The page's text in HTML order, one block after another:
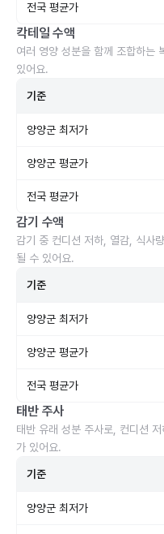
전국 평균가
칵테일 수액
여러 영양 성분을 함께 조합하는
있어요.
기준
양양군 최저가
양양군 평균가
전국 평균가
감기 수액
감기 중 컨디션 저하, 열감, 식사
될 수 있어요.
기준
양양군 최저가
양양군 평균가
전국 평균가
태반 주사
태반 유래 성분 주사로, 컨디션
가 있어요.
기준
양양군 최저가